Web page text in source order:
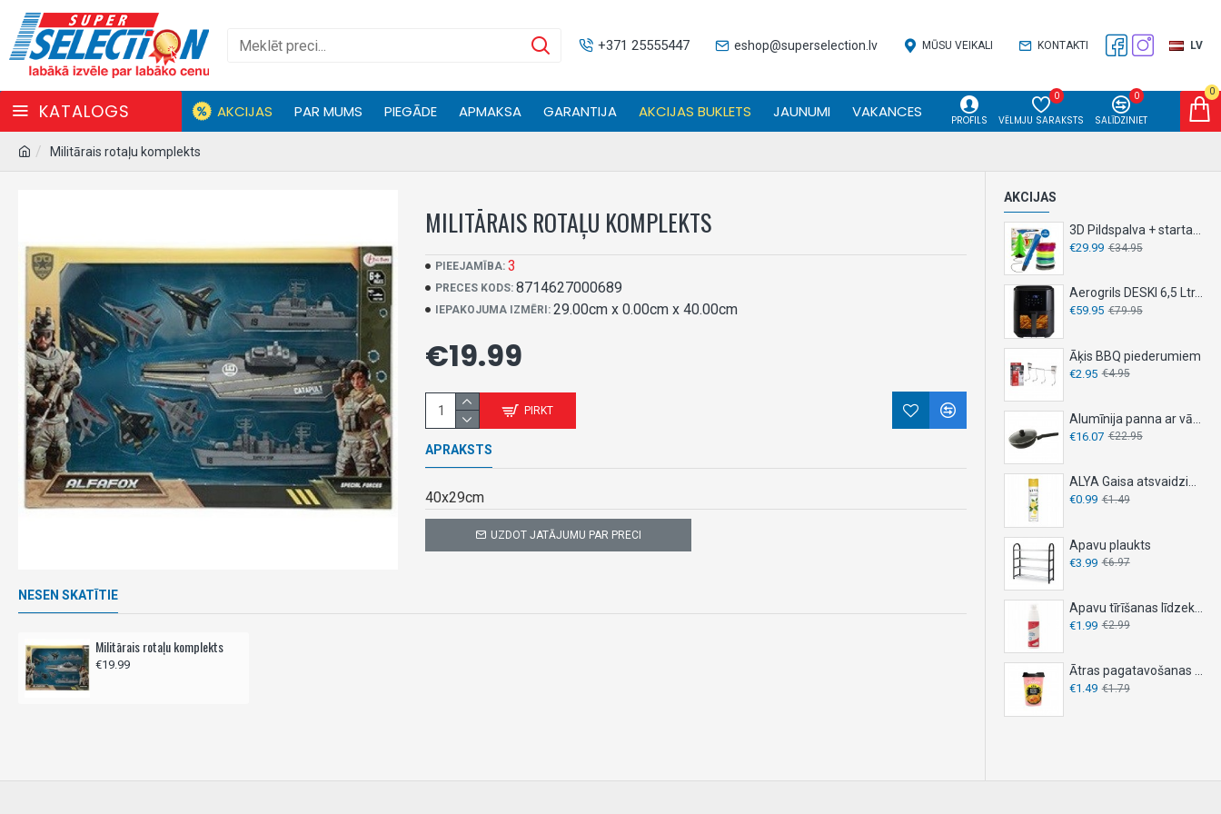
LV
+371 25555447 eshop@superselection.lv MŪSU VEIKALI KONTAKTI
KATALOGS AKCIJAS PAR MUMS PIEGĀDE APMAKSA GARANTIJA AKCIJAS BUKLETS JAUNUMI VAKANCES PROFILS VĒLMJU SARAKSTS
0
SALĪDZINIET
0 0
Militārais rotaļu komplekts
MILITĀRAIS ROTAĻU KOMPLEKTS
PIEEJAMĪBA: 3
PRECES KODS: 8714627000689
IEPAKOJUMA IZMĒRI: 29.00cm x 0.00cm x 40.00cm
€19.99
PIRKT
UZDOT JATĀJUMU PAR PRECI
APRAKSTS
40x29cm
NESEN SKATĪTIE
Militārais rotaļu komplekts
€19.99
AKCIJAS
€29.99 €34.95
Aerogrils DESKI 6,5 Ltr. 1500 W
€59.95 €79.95
Āķis BBQ piederumiem
€2.95 €4.95
€16.07 €22.95
ALYA Gaisa atsvaidzinātājs 300ml - LEMON
€0.99 €1.49
Apavu plaukts
€3.99 €6.97
Apavu tīrīšanas līdzeklis 150ml
€1.99 €2.99
€1.49 €1.79